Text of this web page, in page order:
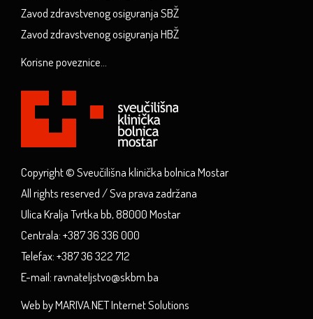
Zavod zdravstvenog osiguranja SBŽ
Zavod zdravstvenog osiguranja HBŽ
Korisne poveznice...
Copyright © Sveučilišna klinička bolnica Mostar
All rights reserved / Sva prava zadržana
Ulica Kralja Tvrtka bb, 88000 Mostar
Centrala: +387 36 336 000
Telefax: +387 36 322 712
E-mail: ravnateljstvo@skbm.ba
Web by MARIVA.NET Internet Solutions